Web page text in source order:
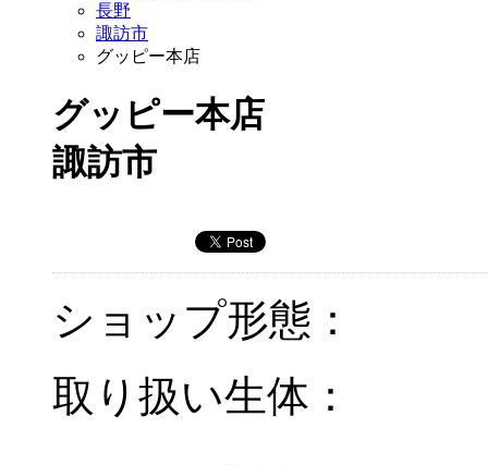
長野
諏訪市
グッピー本店
グッピー本店
諏訪市
ショップ形態：
取り扱い生体：